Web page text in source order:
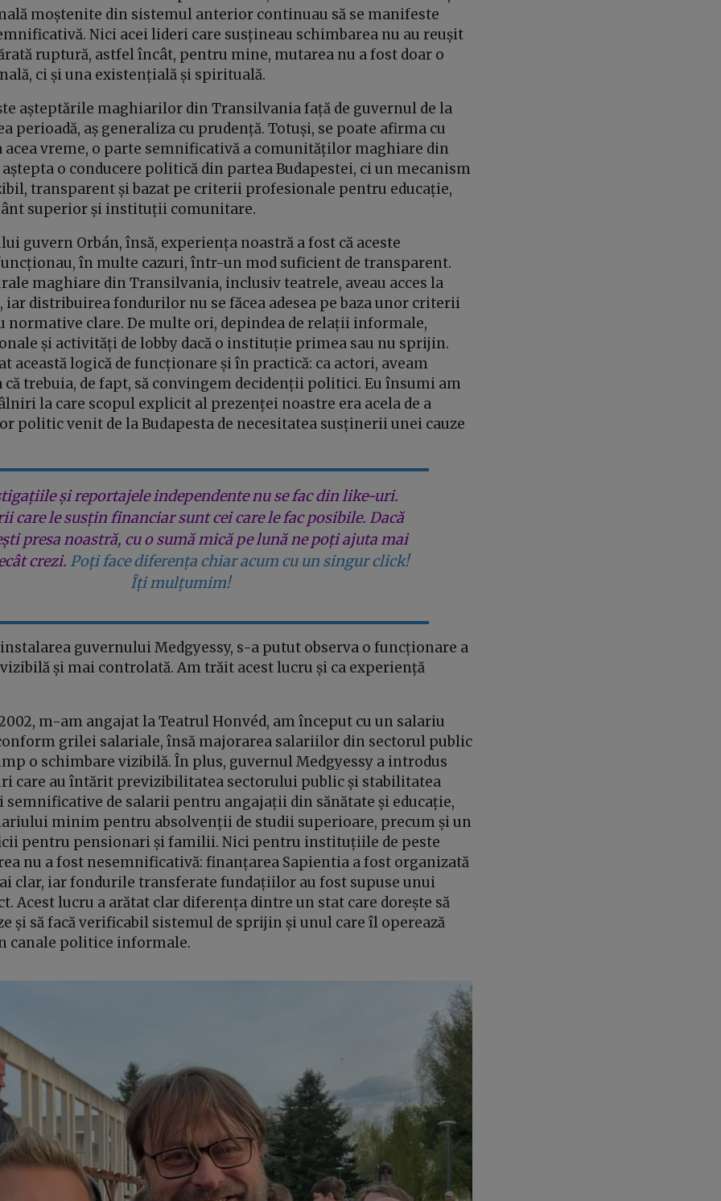
moștenite din sistemul anterior continuau să se manifeste
Nici acei lideri care susțineau schimbarea nu au reușit
ruptură, astfel încât, pentru mine, mutarea nu a fost doar o
ci și una existențială și spirituală.
așteptările maghiarilor din Transilvania față de guvernul de la
perioadă, aș generaliza cu prudență. Totuși, se poate afirma cu
acea vreme, o parte semnificativă a comunităților maghiare din
o conducere politică din partea Budapestei, ci un mecanism
transparent și bazat pe criterii profesionale pentru educație,
superior și instituții comunitare.
guvern Orbán, însă, experiența noastră a fost că aceste
în multe cazuri, într-un mod suficient de transparent.
maghiare din Transilvania, inclusiv teatrele, aveau acces la
distribuirea fondurilor nu se făcea adesea pe baza unor criterii
normative clare. De multe ori, depindea de relații informale,
și activități de lobby dacă o instituție primea sau nu sprijin.
această logică de funcționare și în practică: ca actori, aveam
că trebuia, de fapt, să convingem decidenții politici. Eu însumi am
la care scopul explicit al prezenței noastre era acela de a
politic venit de la Budapesta de necesitatea susținerii unei cauze
și reportajele independente nu se fac din like-uri.
care le susțin financiar sunt cei care le fac posibile. Dacă
presa noastră, cu o sumă mică pe lună ne poți ajuta mai
crezi. Poți face diferența chiar acum cu un singur click!
Îți mulțumim!
guvernului Medgyessy, s-a putut observa o funcționare a
și mai controlată. Am trăit acest lucru și ca experiență
m-am angajat la Teatrul Honvéd, am început cu un salariu
grilei salariale, însă majorarea salariilor din sectorul public
o schimbare vizibilă. În plus, guvernul Medgyessy a introdus
care au întărit previzibilitatea sectorului public și stabilitatea
semnificative de salarii pentru angajații din sănătate și educație,
minim pentru absolvenții de studii superioare, precum și un
pentru pensionari și familii. Nici pentru instituțiile de peste
nu a fost nesemnificativă: finanțarea Sapientia a fost organizată
clar, iar fondurile transferate fundațiilor au fost supuse unui
Acest lucru a arătat clar diferența dintre un stat care dorește să
și să facă verificabil sistemul de sprijin și unul care îl operează
canale politice informale.